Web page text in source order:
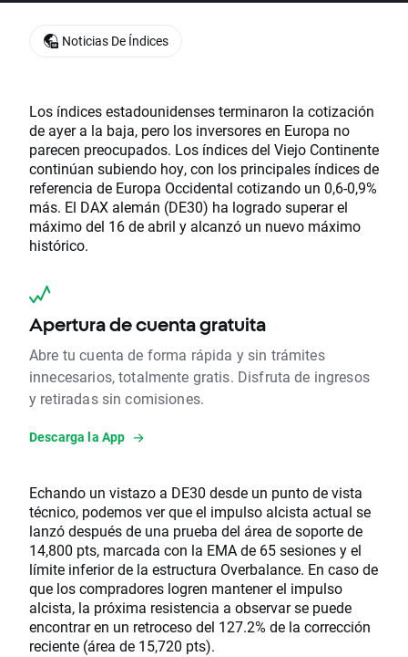
Los índices estadounidenses terminaron la cotización
de ayer a la baja, pero los inversores en Europa no
parecen preocupados. Los índices del Viejo Continente
continúan subiendo hoy, con los principales índices de
referencia de Europa Occidental cotizando un 0,6-0,9%
más. El DAX alemán (DE30) ha logrado superar el
máximo del 16 de abril y alcanzó un nuevo máximo
histórico.
Apertura de cuenta gratuita
Abre tu cuenta de forma rápida y sin trámites
innecesarios, totalmente gratis. Disfruta de ingresos
y retiradas sin comisiones.
Descarga la App
Echando un vistazo a DE30 desde un punto de vista
técnico, podemos ver que el impulso alcista actual se
lanzó después de una prueba del área de soporte de
14,800 pts, marcada con la EMA de 65 sesiones y el
límite inferior de la estructura Overbalance. En caso de
que los compradores logren mantener el impulso
alcista, la próxima resistencia a observar se puede
encontrar en un retroceso del 127.2% de la corrección
reciente (área de 15,720 pts).
Noticias De Índices